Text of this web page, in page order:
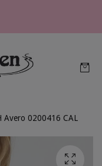
Avero 0200416 CAL